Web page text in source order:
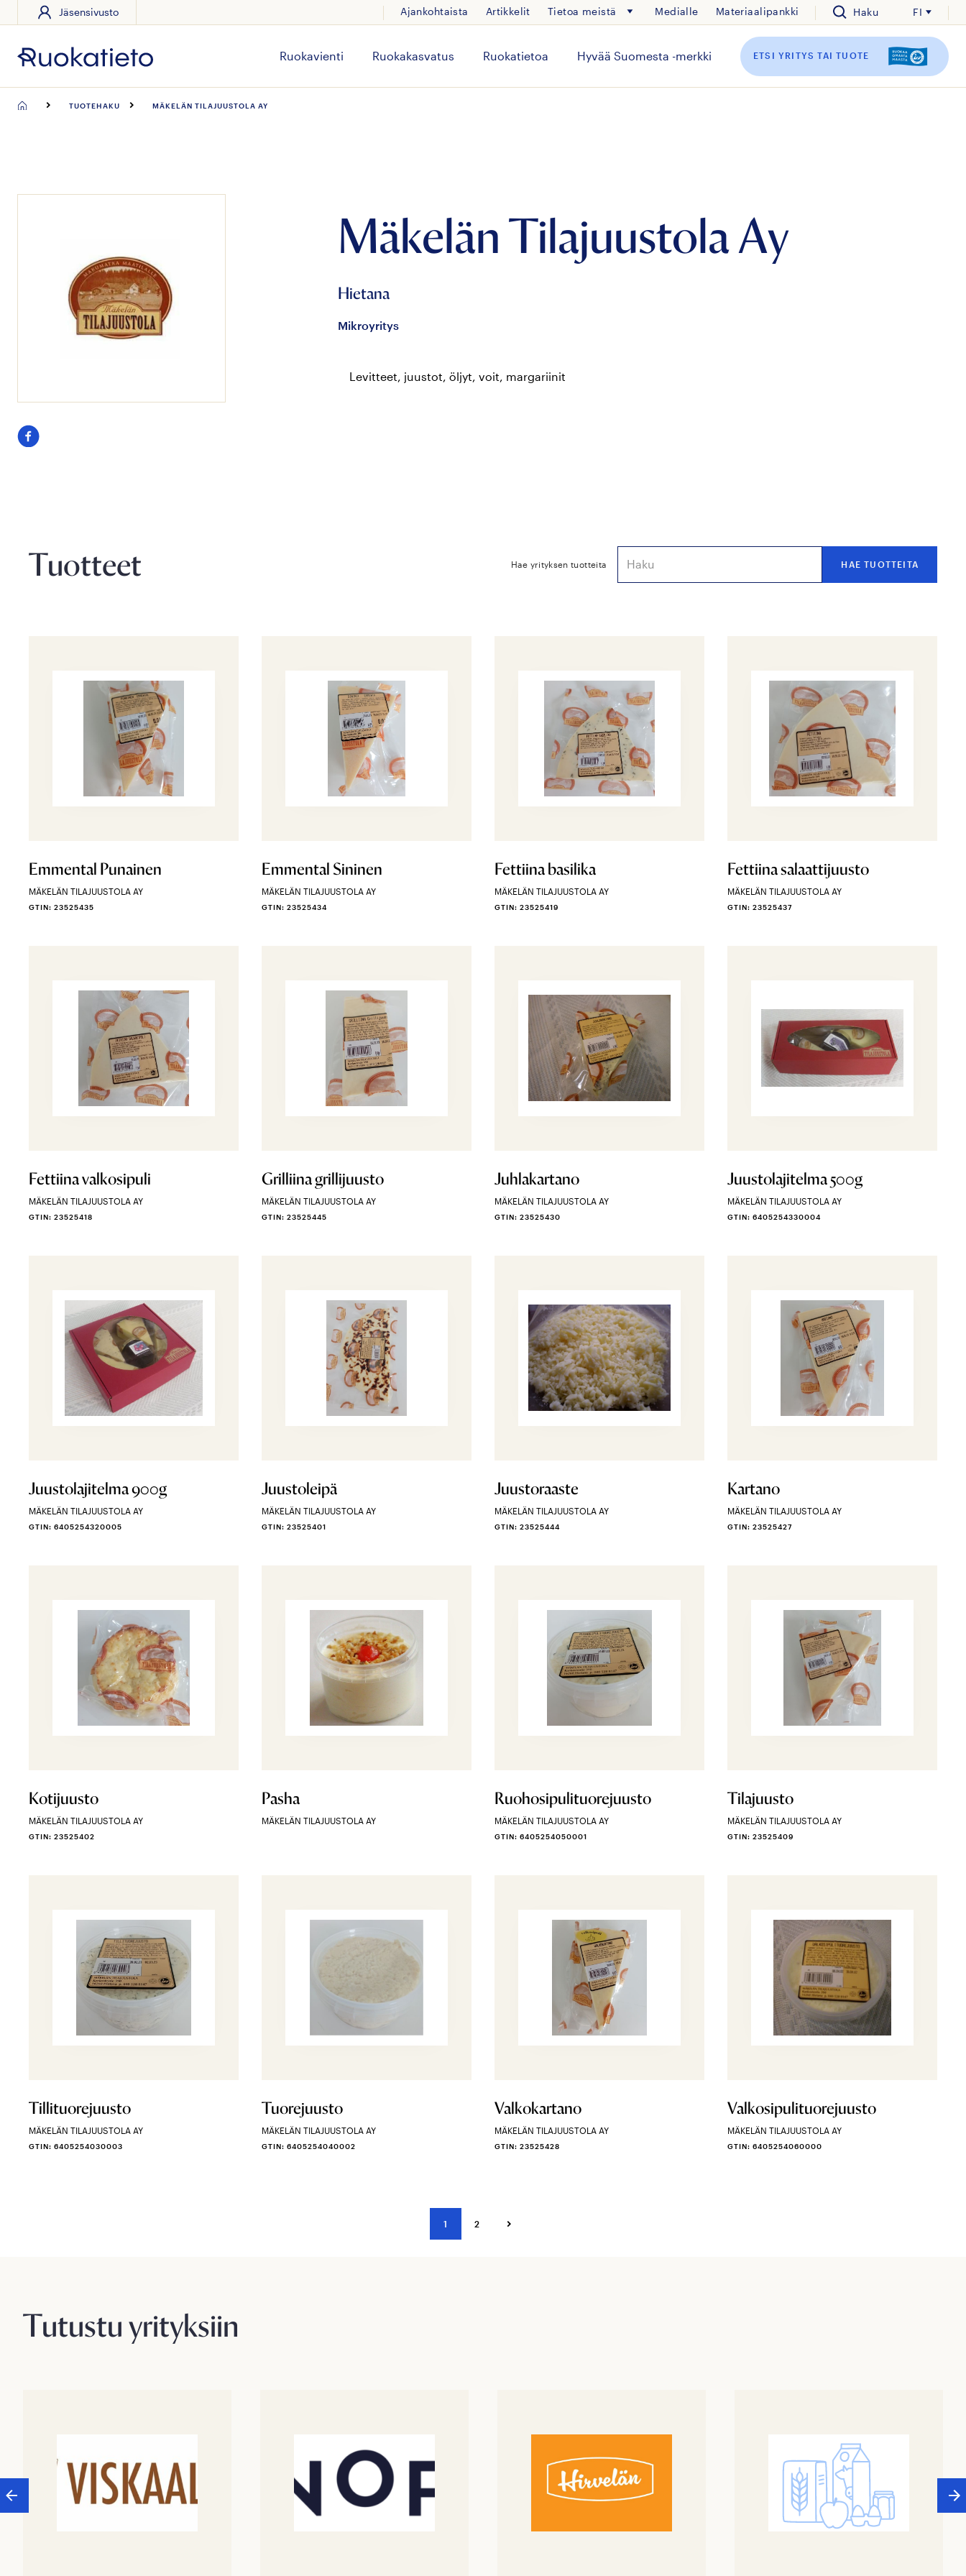
sisältöön
Jäsensivusto Ajankohtaista Artikkelit Tietoa meistä Medialle Materiaalipankki Haku FI
Ruokavienti Ruokakasvatus Ruokatietoa Hyvää Suomesta -merkki ETSI YRITYS TAI TUOTE
TUOTEHAKU MÄKELÄN TILAJUUSTOLA AY
Mäkelän Tilajuustola Ay
Hietana
Mikroyritys
Levitteet, juustot, öljyt, voit, margariinit
Seuraa
Tuotteet Hae yrityksen tuotteita
Emmental Punainen
MÄKELÄN TILAJUUSTOLA AY
GTIN: 23525435
Emmental Sininen
MÄKELÄN TILAJUUSTOLA AY
GTIN: 23525434
Fettiina basilika
MÄKELÄN TILAJUUSTOLA AY
GTIN: 23525419
Fettiina salaattijuusto
MÄKELÄN TILAJUUSTOLA AY
GTIN: 23525437
Fettiina valkosipuli
MÄKELÄN TILAJUUSTOLA AY
GTIN: 23525418
Grilliina grillijuusto
MÄKELÄN TILAJUUSTOLA AY
GTIN: 23525445
Juhlakartano
MÄKELÄN TILAJUUSTOLA AY
GTIN: 23525430
Juustolajitelma 500g
MÄKELÄN TILAJUUSTOLA AY
GTIN: 6405254330004
Juustolajitelma 900g
MÄKELÄN TILAJUUSTOLA AY
GTIN: 6405254320005
Juustoleipä
MÄKELÄN TILAJUUSTOLA AY
GTIN: 23525401
Juustoraaste
MÄKELÄN TILAJUUSTOLA AY
GTIN: 23525444
Kartano
MÄKELÄN TILAJUUSTOLA AY
GTIN: 23525427
Kotijuusto
MÄKELÄN TILAJUUSTOLA AY
GTIN: 23525402
Pasha
MÄKELÄN TILAJUUSTOLA AY
Ruohosipulituorejuusto
MÄKELÄN TILAJUUSTOLA AY
GTIN: 6405254050001
Tilajuusto
MÄKELÄN TILAJUUSTOLA AY
GTIN: 23525409
Tillituorejuusto
MÄKELÄN TILAJUUSTOLA AY
GTIN: 6405254030003
Tuorejuusto
MÄKELÄN TILAJUUSTOLA AY
GTIN: 6405254040002
Valkokartano
MÄKELÄN TILAJUUSTOLA AY
GTIN: 23525428
Valkosipulituorejuusto
MÄKELÄN TILAJUUSTOLA AY
GTIN: 6405254060000
1 2
Tutustu yrityksiin